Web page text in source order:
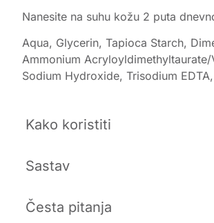
Nanesite na suhu kožu 2 puta
Aqua, Glycerin, Tapioca Starch,
Ammonium
Sodium Hydroxide, Trisodium
Kako koristiti
Sastav
Česta pitanja